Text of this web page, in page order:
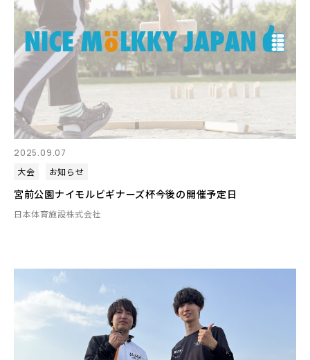
2025.09.07
大会
お知らせ
宮前公園ナイモルビギナーズ杯今後の開催予定日
日本体育施設株式会社